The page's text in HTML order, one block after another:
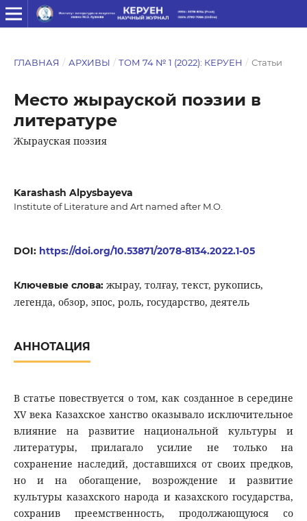
ГЛАВНАЯ / АРХИВЫ / ТОМ 74 № 1 (2022): КЕРУЕН / Статьи
Место жырауской поэзии в
литературе
Жырауская поэзия
Karashash Alpysbayeva
Institute of Literature and Art named after M.O.
DOI: https://doi.org/10.53871/2078-8134.2022.1-05
Ключевые слова: жырау, толғау, текст, рукопись,
легенда, обзор, эпос, роль, государство, деятель
АННОТАЦИЯ
В статье повествуется о том, как созданное в середине
ХV века Казахское ханство оказывало исключительное
влияние на развитие национальной культуры и
литературы, прилагало усилие не только на
сохранение наследий, доставшихся от своих предков,
но и на обогащение, возрождение и развитие
культуры казахского народа и казахского государства,
сохранив преемственность, продолжающуюся со